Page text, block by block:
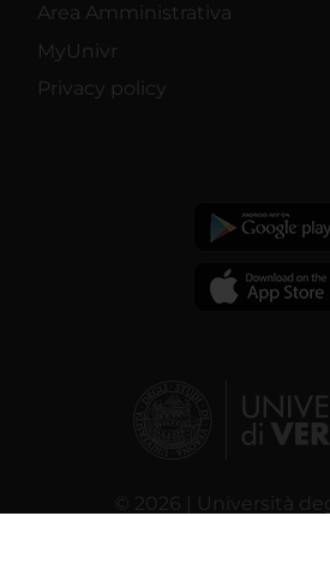
Area Amministrativa
MyUnivr
Privacy policy
© 2026 | Università